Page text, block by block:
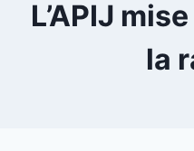
L’APIJ
la